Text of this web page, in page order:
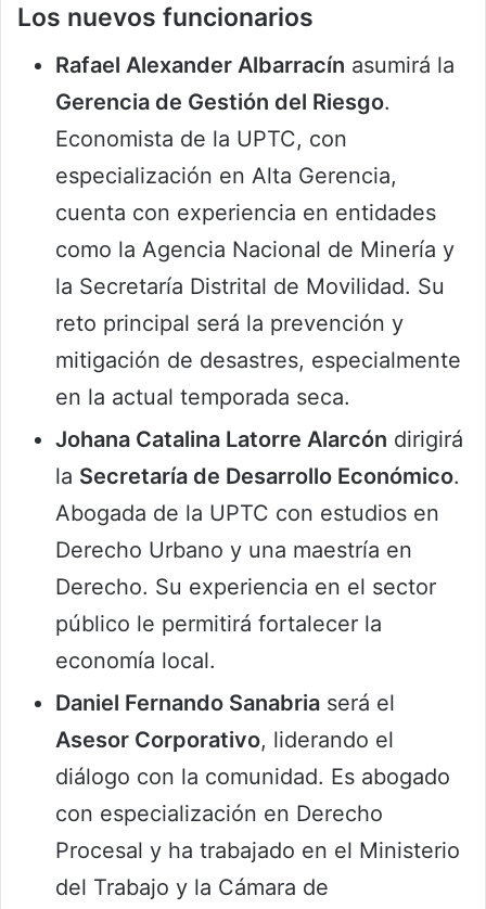
Los nuevos funcionarios
Rafael Alexander Albarracín asumirá la
Gerencia de Gestión del Riesgo.
Economista de la UPTC, con
especialización en Alta Gerencia,
cuenta con experiencia en entidades
como la Agencia Nacional de Minería y
la Secretaría Distrital de Movilidad. Su
reto principal será la prevención y
mitigación de desastres, especialmente
en la actual temporada seca.
Johana Catalina Latorre Alarcón dirigirá
la Secretaría de Desarrollo Económico.
Abogada de la UPTC con estudios en
Derecho Urbano y una maestría en
Derecho. Su experiencia en el sector
público le permitirá fortalecer la
economía local.
Daniel Fernando Sanabria será el
Asesor Corporativo, liderando el
diálogo con la comunidad. Es abogado
con especialización en Derecho
Procesal y ha trabajado en el Ministerio
del Trabajo y la Cámara de